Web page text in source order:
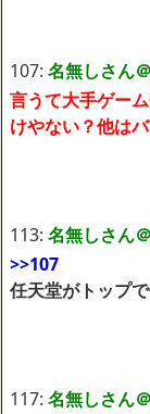
107: 名無しさん
言うて大手ゲー
けやない？他は
113: 名無しさん
>>107
任天堂がトップ
117: 名無しさん